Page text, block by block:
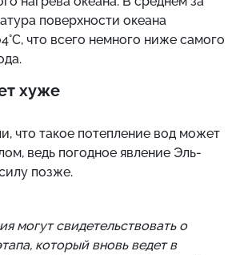
поверхности океана
что всего немного ниже самого
хуже
что такое потепление вод может
ведь погодное явление Эль-
позже.
могут свидетельствовать о
который вновь ведет в